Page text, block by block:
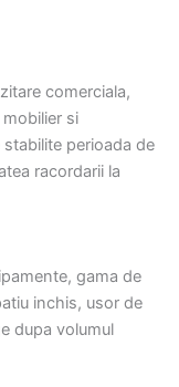
comerciala,
si
perioada de
racordarii la
gama de
inchis, usor de
dupa volumul